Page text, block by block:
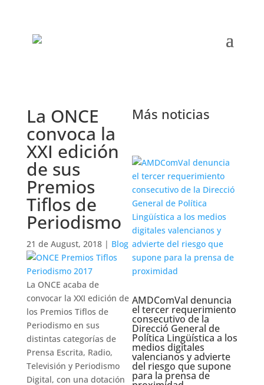
La ONCE
convoca la
XXI edición
de sus
Premios
Tiflos de
Periodismo
21 de August, 2018| Blog
La ONCE acaba de
convocar la XXI edición de
los Premios Tiflos de
Periodismo en sus
distintas categorías de
Prensa Escrita, Radio,
Televisión y Periodismo
Digital, con una dotación
Más noticias
AMDComVal denuncia
el tercer requerimiento
consecutivo de la
Direcció General de
Política Lingüística a los
medios digitales
valencianos y advierte
del riesgo que supone
para la prensa de